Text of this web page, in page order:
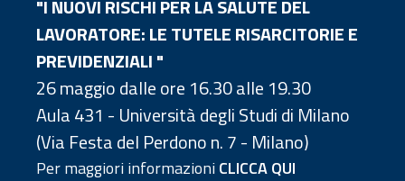
"I NUOVI RISCHI PER LA SALUTE DEL
LAVORATORE: LE TUTELE RISARCITORIE E
PREVIDENZIALI "
26 maggio dalle ore 16.30 alle 19.30
Aula 431 - Università degli Studi di Milano
(Via Festa del Perdono n. 7 - Milano)
Per maggiori informazioniCLICCA QUI